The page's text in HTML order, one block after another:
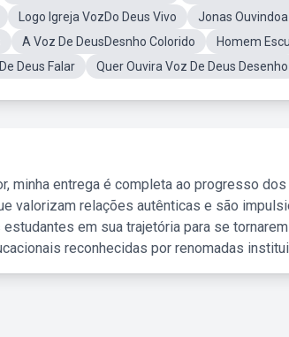
Logo Igreja VozDo Deus Vivo Jonas
A Voz De DeusDesnho Colorido
Homem
Deus Falar Quer Ouvira Voz De Deus Desenho
minha entrega é completa ao progresso
valorizam relações autênticas e são
em sua trajetória para se
reconhecidas por renomadas